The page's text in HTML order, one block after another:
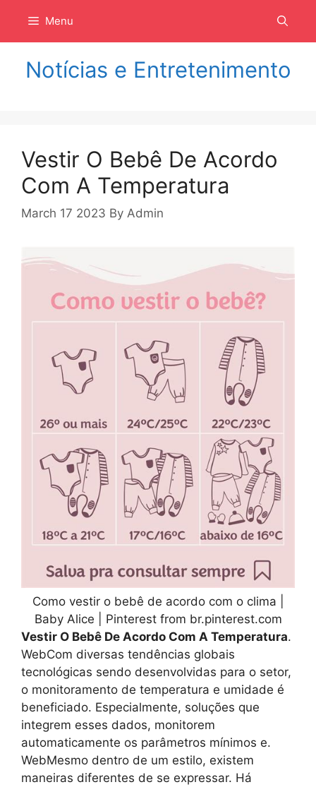
isi
Menu
Notícias e Entretenimento
Vestir O Bebê De Acordo
Com A Temperatura
March 17 2023 By Admin
Como vestir o bebê de acordo com o clima |
Baby Alice | Pinterest from br.pinterest.com
Vestir O Bebê De Acordo Com A Temperatura.
WebCom diversas tendências globais
tecnológicas sendo desenvolvidas para o setor,
o monitoramento de temperatura e umidade é
beneficiado. Especialmente, soluções que
integrem esses dados, monitorem
automaticamente os parâmetros mínimos e.
WebMesmo dentro de um estilo, existem
maneiras diferentes de se expressar. Há